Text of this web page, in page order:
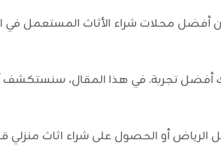
محلات شراء الأثاث المستعمل في
أفضل تجربة. في هذا المقال،
الرياضأو الحصول على شراء اثاث منزلي